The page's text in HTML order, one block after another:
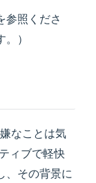
参照くださ
）
なことは気
ィブで軽快
、その背景に